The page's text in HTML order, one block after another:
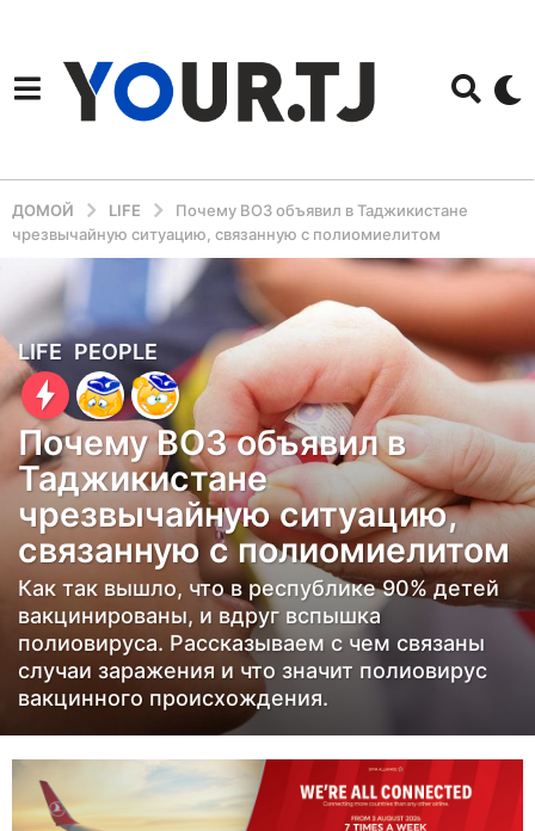
ДОМОЙ LIFE
Почему ВОЗ объявил в Таджикистане
чрезвычайную ситуацию, связанную с полиомиелитом
5
л
е
т
н
а
з
а
д
5
л
е
т
LIFE ,PEOPLE
Почему ВОЗ объявил в
Таджикистане
чрезвычайную ситуацию,
связанную с полиомиелитом
Как так вышло, что в республике 90% детей
вакцинированы, и вдруг вспышка
полиовируса. Рассказываем с чем связаны
случаи заражения и что значит полиовирус
вакцинного происхождения.